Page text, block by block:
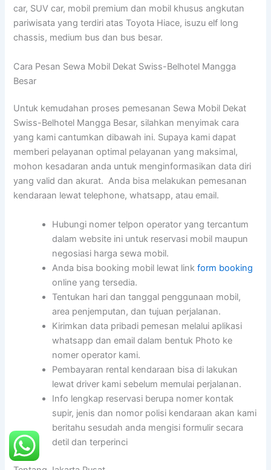
car, SUV car, mobil premium dan mobil khusus angkutan
pariwisata yang terdiri atas Toyota Hiace, isuzu elf long
chassis, medium bus dan bus besar.
Cara Pesan Sewa Mobil Dekat Swiss-Belhotel Mangga
Besar
Untuk kemudahan proses pemesanan Sewa Mobil Dekat
Swiss-Belhotel Mangga Besar, silahkan menyimak cara
yang kami cantumkan dibawah ini. Supaya kami dapat
memberi pelayanan optimal pelayanan yang maksimal,
mohon kesadaran anda untuk menginformasikan data diri
yang valid dan akurat. Anda bisa melakukan pemesanan
kendaraan lewat telephone, whatsapp, atau email.
Hubungi nomer telpon operator yang tercantum
dalam website ini untuk reservasi mobil maupun
negosiasi harga sewa mobil.
Anda bisa booking mobil lewat linkform booking
online yang tersedia.
Tentukan hari dan tanggal penggunaan mobil,
area penjemputan, dan tujuan perjalanan.
Kirimkan data pribadi pemesan melalui aplikasi
whatsapp dan email dalam bentuk Photo ke
nomer operator kami.
Pembayaran rental kendaraan bisa di lakukan
lewat driver kami sebelum memulai perjalanan.
Info lengkap reservasi berupa nomer kontak
supir, jenis dan nomor polisi kendaraan akan kami
beritahu sesudah anda mengisi formulir secara
detil dan terperinci